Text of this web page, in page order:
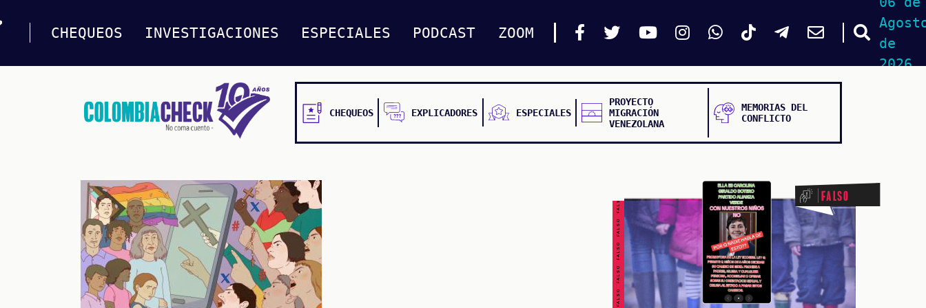
CHEQUEOS INVESTIGACIONES ESPECIALES PODCAST ZOOM
de
2026
CHEQUEOS EXPLICADORES ESPECIALES
PROYECTO
MIGRACIÓN
VENEZOLANA
MEMORIAS DEL
CONFLICTO
FALSO FALSO FALSO FALSO FALSO FALSO FALSO Falso